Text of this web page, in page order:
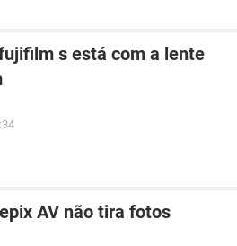
s está com a lente
AV não tira fotos